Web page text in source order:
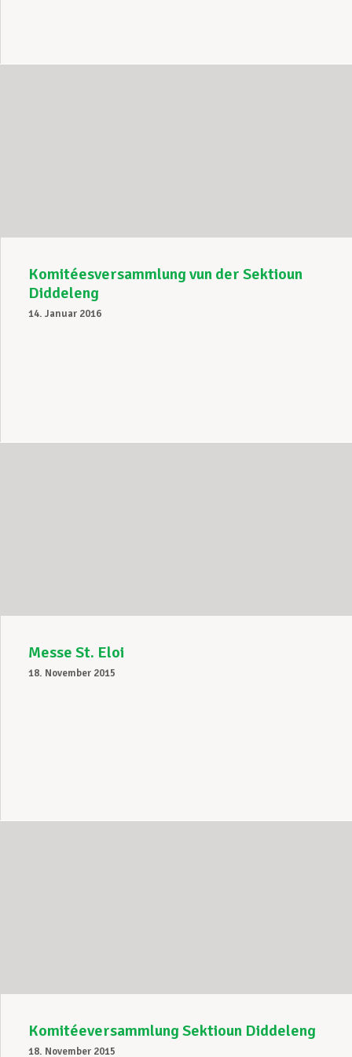
Komitéesversammlung vun der Sektioun
Diddeleng
14. Januar 2016
Messe St. Eloi
18. November 2015
Komitéeversammlung Sektioun Diddeleng
18. November 2015